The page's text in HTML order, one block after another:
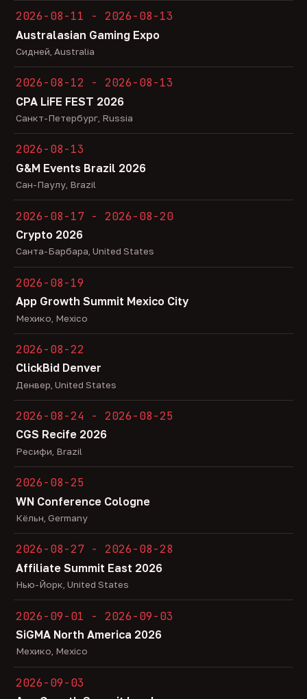
2026-08-11 - 2026-08-13
Australasian Gaming Expo
Сидней, Australia
2026-08-12 - 2026-08-13
CPA LiFE FEST 2026
Санкт-Петербург, Russia
2026-08-13
G&M Events Brazil 2026
Сан-Паулу, Brazil
2026-08-17 - 2026-08-20
Crypto 2026
Санта-Барбара, United States
2026-08-19
App Growth Summit Mexico City
Мехико, Mexico
2026-08-22
ClickBid Denver
Денвер, United States
2026-08-24 - 2026-08-25
CGS Recife 2026
Ресифи, Brazil
2026-08-25
WN Conference Cologne
Кёльн, Germany
2026-08-27 - 2026-08-28
Affiliate Summit East 2026
Нью-Йорк, United States
2026-09-01 - 2026-09-03
SiGMA North America 2026
Мехико, Mexico
2026-09-03